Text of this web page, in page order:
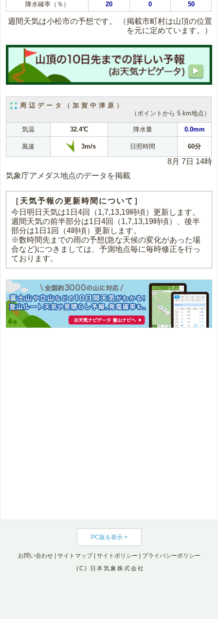
降水確率（％）
20 0 50
週間天気は小松市の予想です。
（掲載市町村は山頂の位置
を元に定めています。）
周辺データ（加賀中津原）
（ポイントから 5 km地点）
気温 32.4℃ 降水量 0.0mm
風速 3m/s 日照時間 60分
8月 7日 14時
気象庁アメダス地点のデータを掲載
［天気予報の更新時間について］
今日明日天気は1日4回（1,7,13,19時頃）更新します。
週間天気の前半部分は1日4回（1,7,13,19時頃）、後半
部分は1日1回（4時頃）更新します。
※数時間先までの雨の予想(急な天候の変化があった場
合など)につきましては、予測地点毎に毎時修正を行っ
ております。
PC版を表示 >
お問い合わせ| サイトマップ| サイトポリシー
プライバシーポリシー
(C) 日本気象株式会社